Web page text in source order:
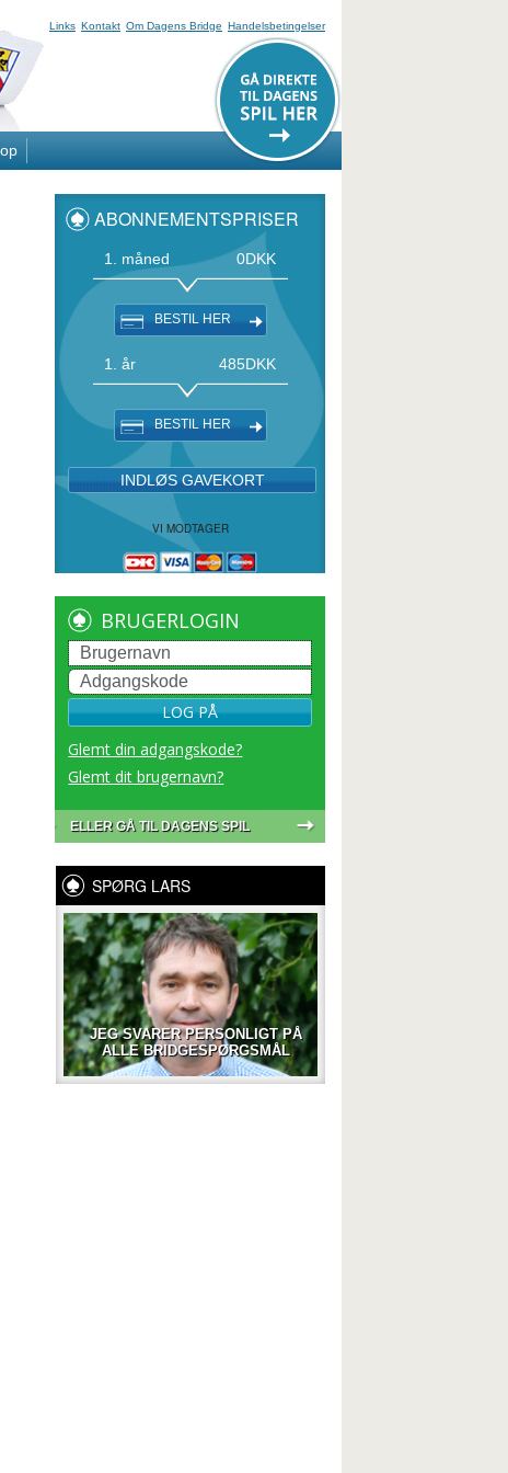
Links Kontakt Om Dagens Bridge Handelsbetingelser
ABONNEMENTSPRISER
1. måned 0DKK
BESTIL HER
1. år 485DKK
BESTIL HER
INDLØS GAVEKORT
VI MODTAGER
BRUGERLOGIN
LOG PÅ
Glemt din adgangskode?
Glemt dit brugernavn?
ELLER GÅ TIL DAGENS SPIL
SPØRG LARS
JEG SVARER PERSONLIGT PÅ
ALLE BRIDGESPØRGSMÅL